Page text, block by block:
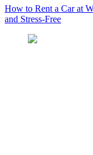
How to Rent a Car at
and Stress-Free